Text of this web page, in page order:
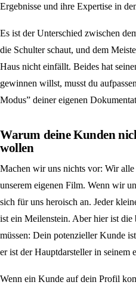
Ergebnisse und ihre Expertise in
Es ist der Unterschied zwischen
die Schulter schaut, und dem
Haus nicht einfällt. Beides hat
gewinnen willst, musst du
Modus” deiner eigenen
Warum deine Kunden
wollen
Machen wir uns nichts vor: Wir
unserem eigenen Film. Wenn wir
sich für uns heroisch an. Jeder
ist ein Meilenstein. Aber hier ist
müssen: Dein potenzieller Kunde
er ist der Hauptdarsteller in seinem
Wenn ein Kunde auf dein Profil